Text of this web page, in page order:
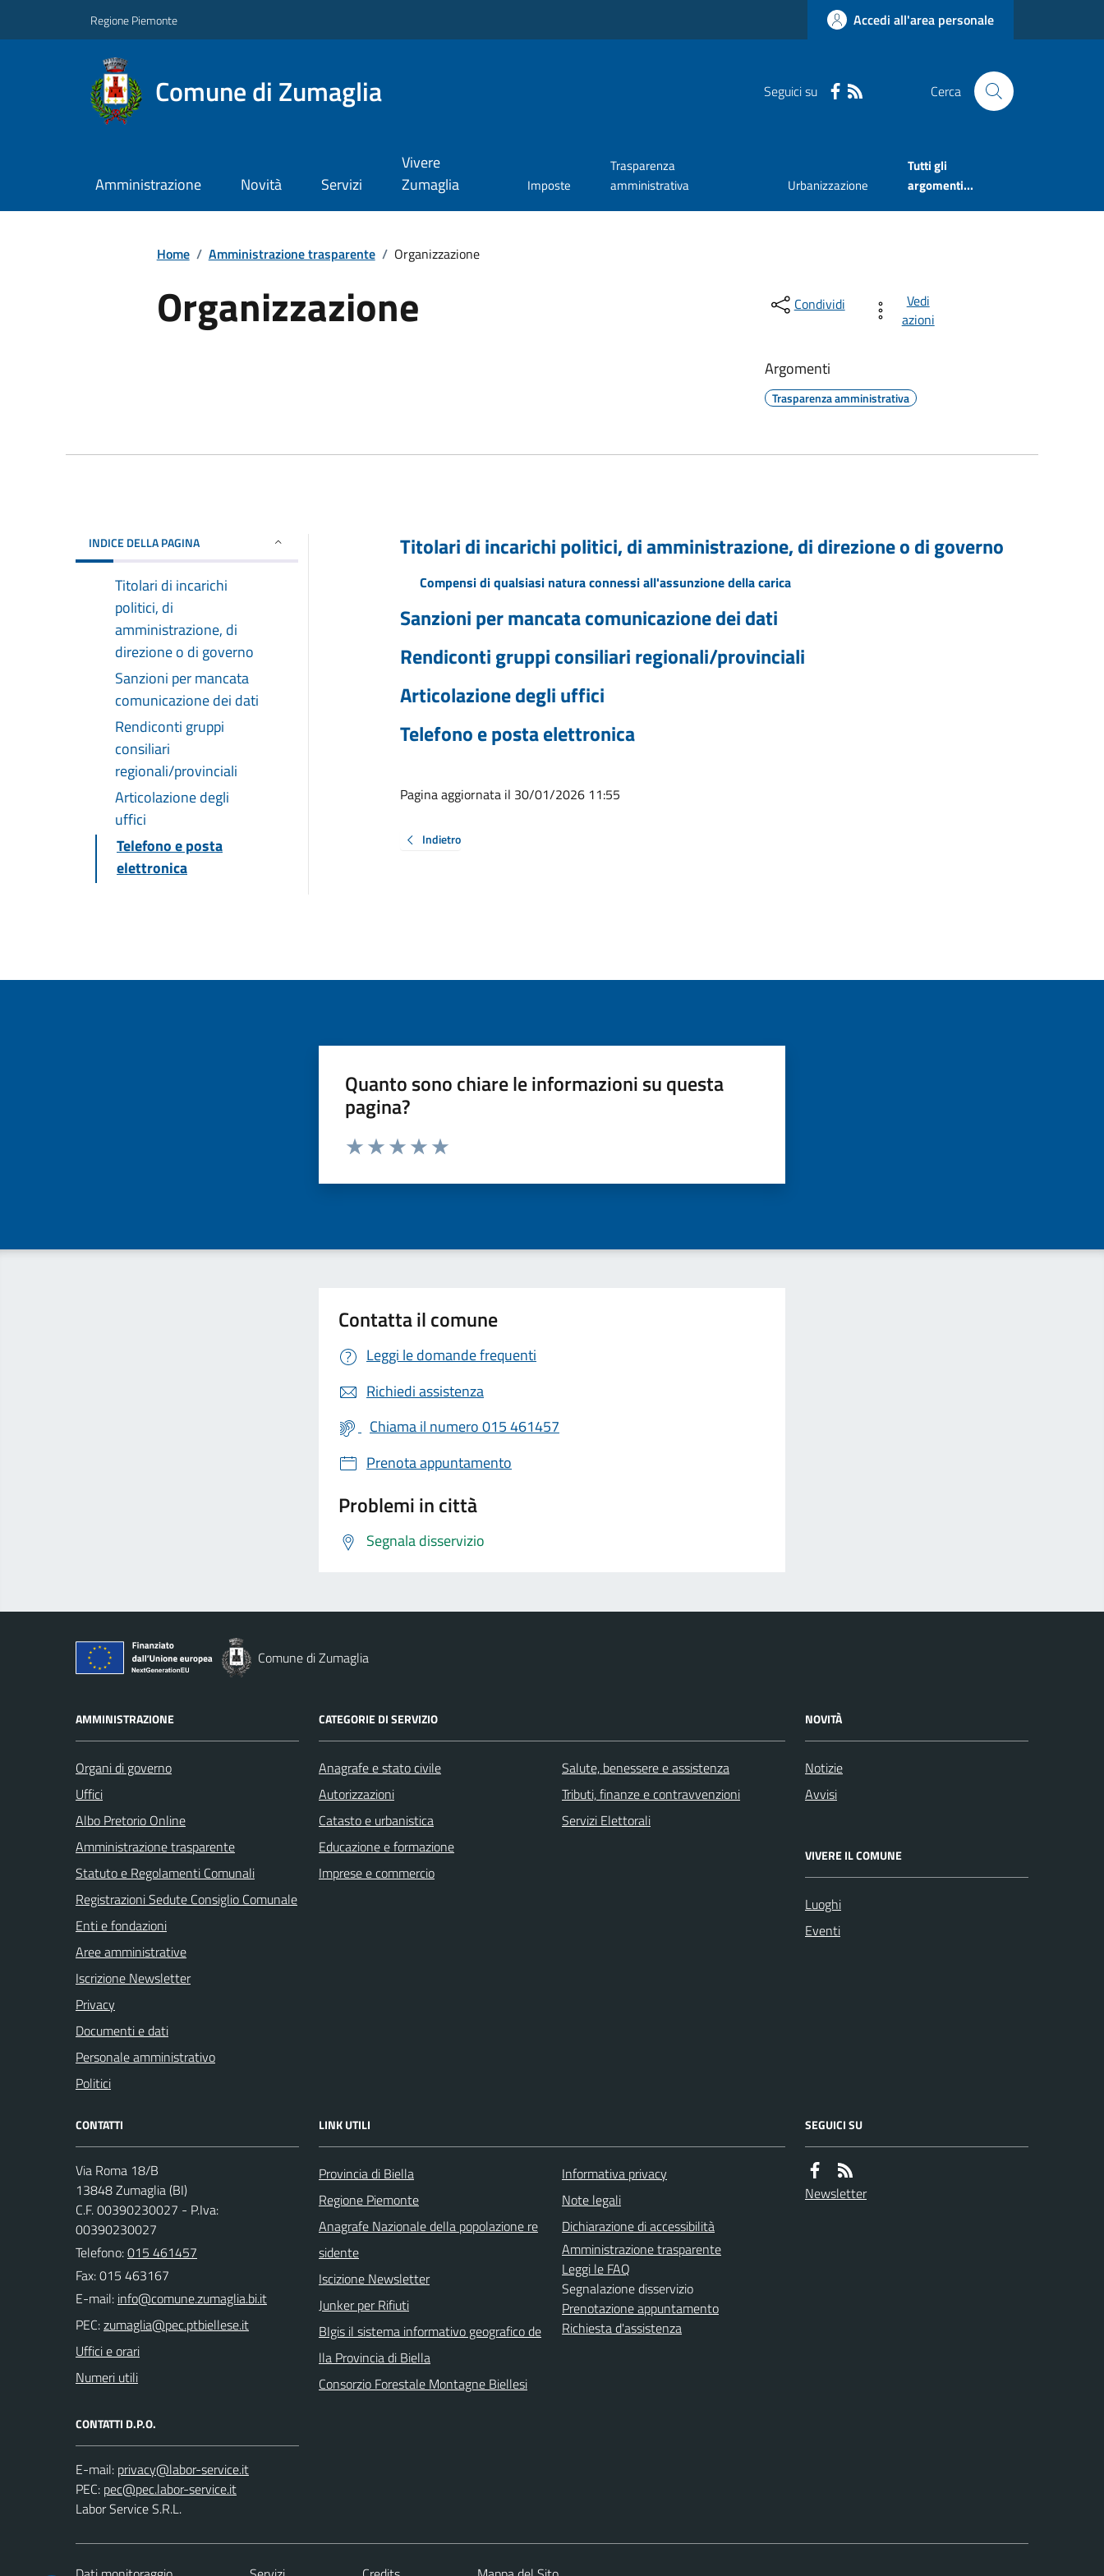
Regione Piemonte Accedi all'area personale
Comune di Zumaglia Seguici su Cerca
Amministrazione Novità Servizi
Vivere
Zumaglia
Imposte
Trasparenza
amministrativa
Urbanizzazione
Tutti gli
argomenti...
Home / Amministrazione trasparente / Organizzazione
Organizzazione Condividi
Vedi
azioni
Argomenti
Trasparenza amministrativa
INDICE DELLA PAGINA
Titolari di incarichi
politici, di
amministrazione, di
direzione o di governo
Sanzioni per mancata
comunicazione dei dati
Rendiconti gruppi
consiliari
regionali/provinciali
Articolazione degli
uffici
Telefono e posta
elettronica
Titolari di incarichi politici, di amministrazione, di direzione o di governo
Compensi di qualsiasi natura connessi all'assunzione della carica
Sanzioni per mancata comunicazione dei dati
Rendiconti gruppi consiliari regionali/provinciali
Articolazione degli uffici
Telefono e posta elettronica
Pagina aggiornata il 30/01/2026 11:55
Indietro
Quanto sono chiare le informazioni su questa
pagina?
Valuta da 1 a 5 stelle la pagina
Contatta il comune
Leggi le domande frequenti
Richiedi assistenza
Chiama il numero 015 461457
Prenota appuntamento
Problemi in città
Segnala disservizio
Comune di Zumaglia
AMMINISTRAZIONE
Organi di governo
Uffici
Albo Pretorio Online
Amministrazione trasparente
Statuto e Regolamenti Comunali
Registrazioni Sedute Consiglio Comunale
Enti e fondazioni
Aree amministrative
Iscrizione Newsletter
Privacy
Documenti e dati
Personale amministrativo
Politici
CATEGORIE DI SERVIZIO
Anagrafe e stato civile
Autorizzazioni
Catasto e urbanistica
Educazione e formazione
Imprese e commercio
Salute, benessere e assistenza
Tributi, finanze e contravvenzioni
Servizi Elettorali
NOVITÀ
Notizie
Avvisi
VIVERE IL COMUNE
Luoghi
Eventi
CONTATTI
Via Roma 18/B
13848 Zumaglia (BI)
C.F. 00390230027 - P.Iva:
00390230027
Telefono:015 461457
Fax: 015 463167
E-mail:
PEC:
Uffici e orari
Numeri utili
CONTATTI D.P.O.
E-mail:
PEC:
Labor Service S.R.L.
LINK UTILI
Provincia di Biella
Regione Piemonte
Anagrafe Nazionale della popolazione re
sidente
Iscizione Newsletter
Junker per Rifiuti
BIgis il sistema informativo geografico de
lla Provincia di Biella
Consorzio Forestale Montagne Biellesi
Informativa privacy
Note legali
Dichiarazione di accessibilità
Amministrazione trasparente
Leggi le FAQ
Segnalazione disservizio
Prenotazione appuntamento
Richiesta d'assistenza
SEGUICI SU
Newsletter